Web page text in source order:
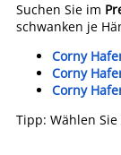
Suchen Sie im
schwanken je
Corny
Corny
Corny
Tipp: Wählen